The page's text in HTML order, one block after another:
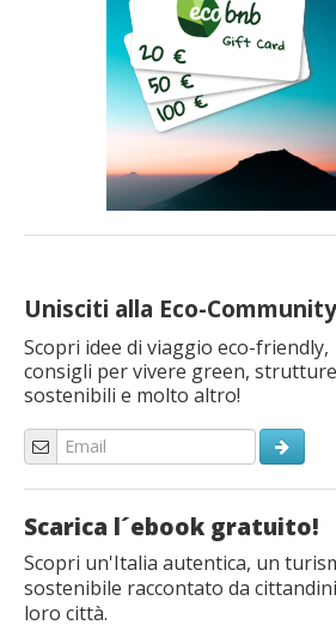
Unisciti alla Eco-
Scopri idee di viaggio eco-friendly,
consigli per vivere green, strutture
sostenibili e molto altro!
Scarica l´ebook gratuito!
Scopri un'Italia autentica, un
sostenibile raccontato da
loro città.